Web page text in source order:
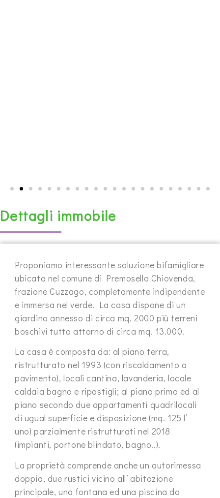
Dettagli immobile
Proponiamo interessante soluzione bifamigliare
ubicata nel comune di Premosello Chiovenda,
frazione Cuzzago, completamente indipendente
e immersa nel verde. La casa dispone di un
giardino annesso di circa mq. 2000 più terreni
boschivi tutto attorno di circa mq. 13.000.
La casa è composta da: al piano terra,
ristrutturato nel 1993 (con riscaldamento a
pavimento), locali cantina, lavanderia, locale
caldaia bagno e ripostigli; al piano primo ed al
piano secondo due appartamenti quadrilocali
di ugual superficie e disposizione (mq. 125 l’
uno) parzialmente ristrutturati nel 2018
(impianti, portone blindato, bagno..).
La proprietà comprende anche un autorimessa
doppia, due rustici vicino all’ abitazione
principale, una fontana ed una piscina da